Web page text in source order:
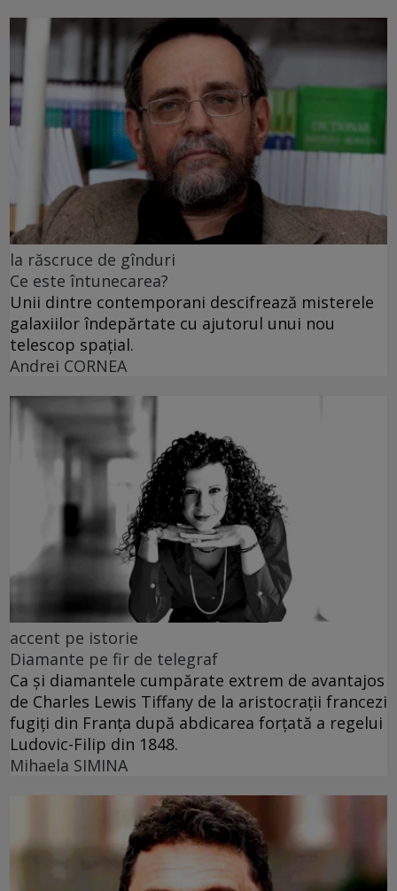
la răscruce de gînduri
Ce este întunecarea?
Unii dintre contemporani descifrează misterele
galaxiilor îndepărtate cu ajutorul unui nou
telescop spațial.
Andrei CORNEA
accent pe istorie
Diamante pe fir de telegraf
Ca și diamantele cumpărate extrem de avantajos
de Charles Lewis Tiffany de la aristocrații francezi
fugiți din Franța după abdicarea forțată a regelui
Ludovic-Filip din 1848.
Mihaela SIMINA